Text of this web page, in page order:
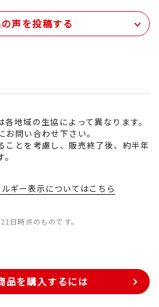
声を投稿する
地域の生協によって異なります。
問い合わせ下さい。
ことを考慮し、販売終了後、約半年
ギー表示についてはこちら
日時点のものです。
品を購入するには